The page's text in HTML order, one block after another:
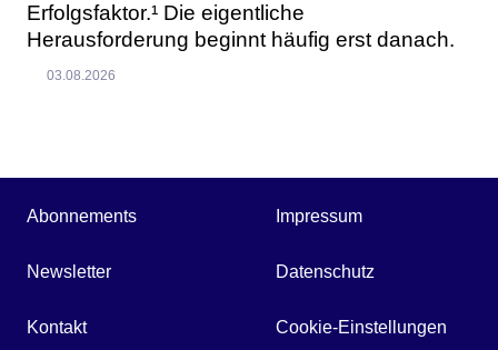
Erfolgsfaktor.¹ Die eigentliche
Herausforderung beginnt häufig erst danach.
03.08.2026
Abonnements
Newsletter
Kontakt
Impressum
Datenschutz
Cookie-Einstellungen